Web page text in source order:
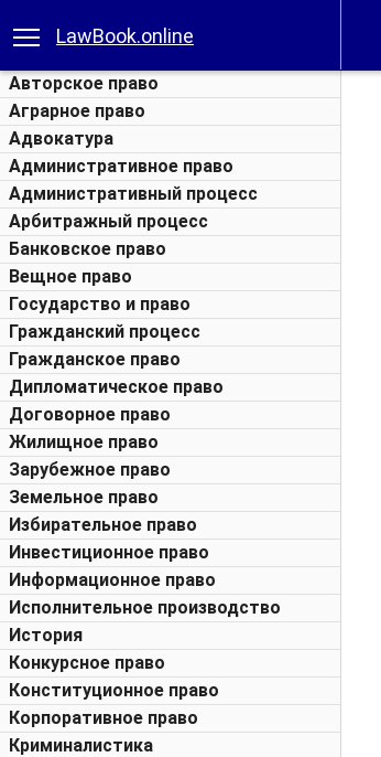
LawBook.online
Авторское право
Аграрное право
Адвокатура
Административное право
Административный процесс
Арбитражный процесс
Банковское право
Вещное право
Государство и право
Гражданский процесс
Гражданское право
Дипломатическое право
Договорное право
Жилищное право
Зарубежное право
Земельное право
Избирательное право
Инвестиционное право
Информационное право
Исполнительное производство
История
Конкурсное право
Конституционное право
Корпоративное право
Криминалистика